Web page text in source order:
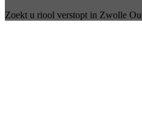
Zoekt u riool verstopt in Zwolle